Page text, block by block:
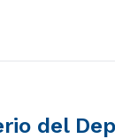
del